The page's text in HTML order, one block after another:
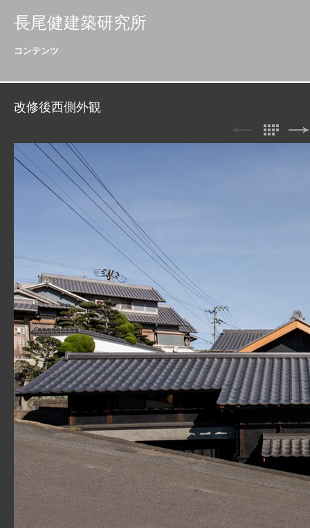
長尾健建築研究所
コンテンツ
改修後西側外観